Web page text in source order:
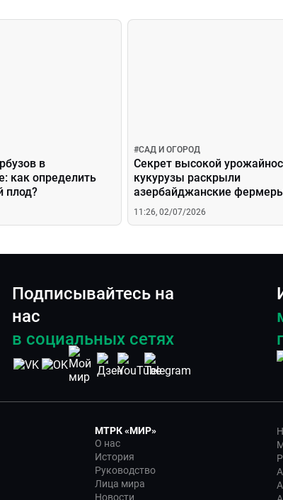
в
как определить
плод?
#САД И ОГОРОД
Секрет высокой
кукурузы раскрыли
азербайджанские
11:26, 02/07/2026
Подписывайтесь на
нас
в социальных сетях
МТРК «МИР»
О нас
История
Руководство
Лица мира
Новости